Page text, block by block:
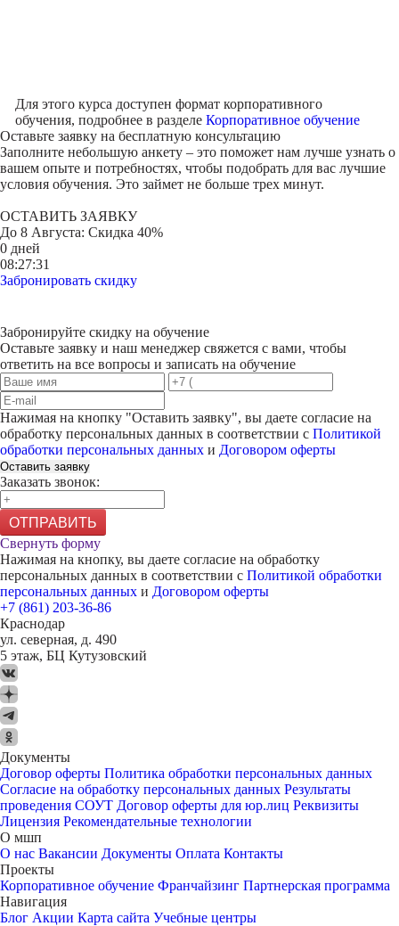
Для этого курса доступен формат корпоративного
обучения, подробнее в разделе Корпоративное обучение
Оставьте заявку на бесплатную консультацию
Заполните небольшую анкету – это поможет нам лучше узнать о
вашем опыте и потребностях, чтобы подобрать для вас лучшие
условия обучения. Это займет не больше трех минут.
ОСТАВИТЬ ЗАЯВКУ
До 8 Августа: Скидка 40%
0 дней
08:27:31
Забронировать скидку
Забронируйте скидку на обучение
Оставьте заявку и наш менеджер свяжется с вами, чтобы
ответить на все вопросы и записать на обучение
Нажимая на кнопку "Оставить заявку", вы даете согласие на
обработку персональных данных в соответствии с Политикой
обработки персональных данных и Договором оферты
Оставить заявку
Заказать звонок:
ОТПРАВИТЬ
Свернуть форму
Нажимая на кнопку, вы даете согласие на обработку
персональных данных в соответствии с Политикой обработки
персональных данных и Договором оферты
+7 (861) 203-36-86
Краснодар
ул. северная, д. 490
5 этаж, БЦ Кутузовский
Документы
Договор оферты Политика обработки персональных данных
Согласие на обработку персональных данных Результаты
проведения СОУТ Договор оферты для юр.лиц Реквизиты
Лицензия Рекомендательные технологии
О мшп
О нас Вакансии Документы Оплата Контакты
Проекты
Корпоративное обучение Франчайзинг Партнерская программа
Навигация
Блог Акции Карта сайта Учебные центры